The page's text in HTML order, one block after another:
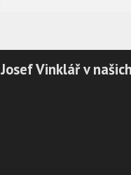
Josef Vinklář v